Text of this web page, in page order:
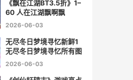
《飘在江湖BT3.5折》1–
60 人在江湖飘啊飘
2026-06-03
无尽冬日梦境寻忆新鲜1
无尽冬日梦境寻忆所有图
2026-06-03